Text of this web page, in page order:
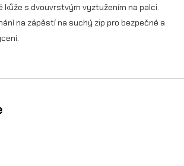
kůže s dvouvrstvým vyztužením na palci.
na zápěstí na suchý zip pro bezpečné a